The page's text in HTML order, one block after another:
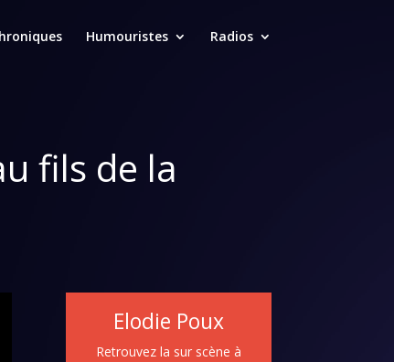
Humouristes Radios
fils de la
Elodie Poux
Retrouvez la sur scène à